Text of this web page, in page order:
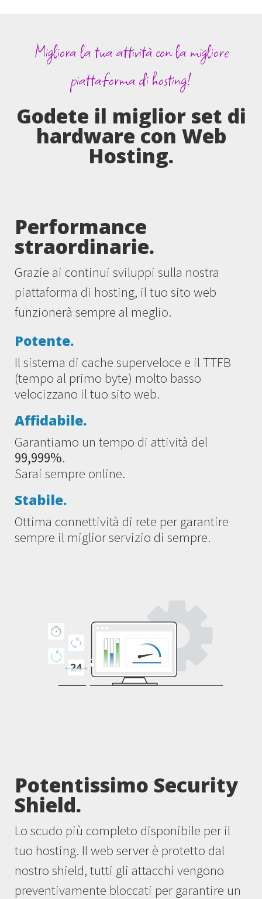
Migliora la tua attività con la migliore
piattaforma di hosting!
Godete il miglior set di
hardware con Web
Hosting.
Performance
straordinarie.
Grazie ai continui sviluppi sulla nostra
piattaforma di hosting, il tuo sito web
funzionerà sempre al meglio.
Potente.
Il sistema di cache superveloce e il TTFB
(tempo al primo byte) molto basso
velocizzano il tuo sito web.
Affidabile.
Garantiamo un tempo di attività del
99,999%.
Sarai sempre online.
Stabile.
Ottima connettività di rete per garantire
sempre il miglior servizio di sempre.
Potentissimo Security
Shield.
Lo scudo più completo disponibile per il
tuo hosting. Il web server è protetto dal
nostro shield, tutti gli attacchi vengono
preventivamente bloccati per garantire un